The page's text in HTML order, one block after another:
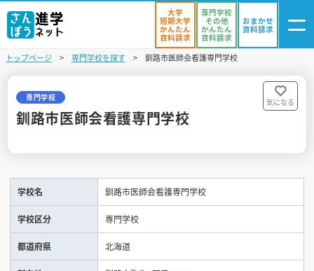
資料リスト
進学イベント
入試・受験入門
お役立ち情報
大学
短期大学
かんたん
資料請求
専門学校
その他
かんたん
資料請求
おまかせ
資料請求
トップページ 専門学校を探す 釧路市医師会看護専門学校
専門学校
釧路市医師会看護専門学校
気になる
学校名 釧路市医師会看護専門学校
学校区分 専門学校
都道府県 北海道